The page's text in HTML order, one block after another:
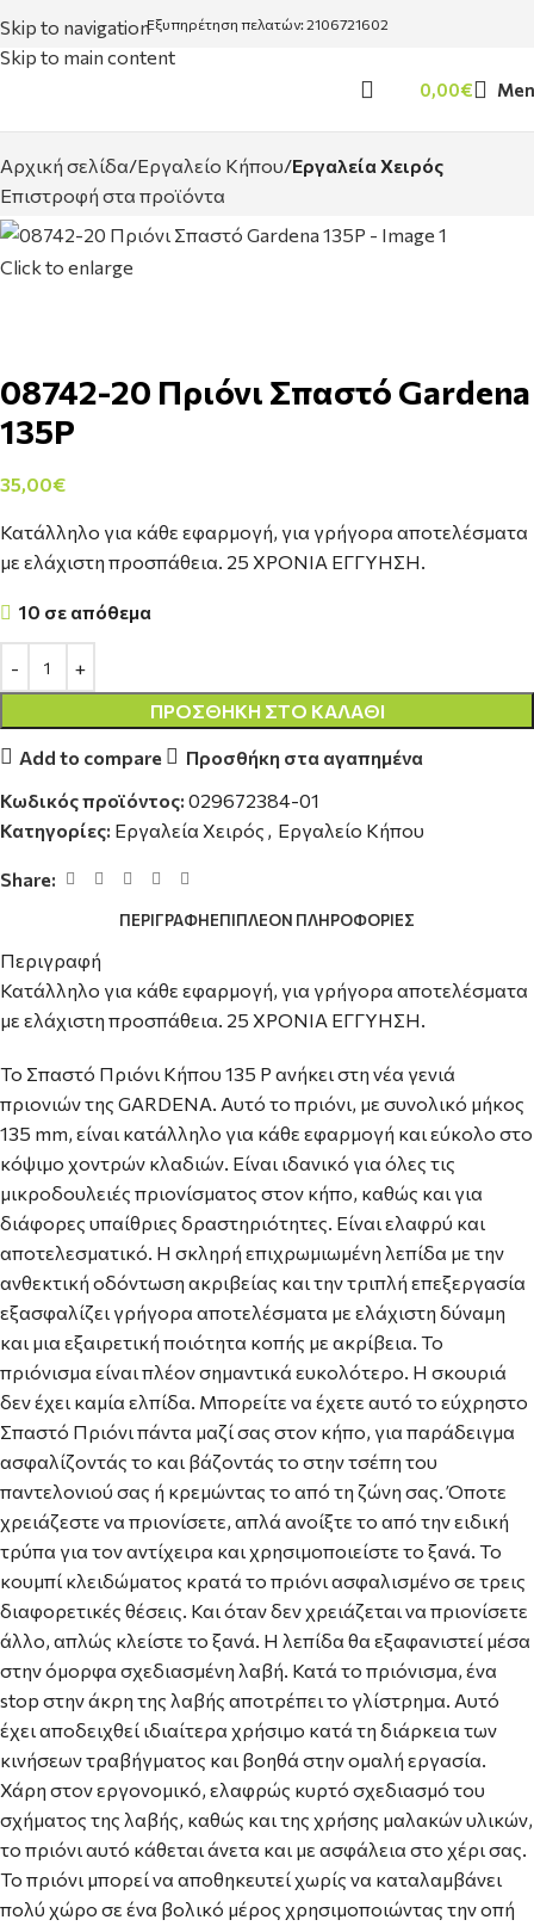
Skip to navigation
Skip to main content
Εξυπηρέτηση πελατών: 2106721602
0,00€
Αρχική σελίδα Εργαλείο Κήπου Εργαλεία Χειρός
Επιστροφή στα προϊόντα
Click to enlarge
08742-20 Πριόνι Σπαστό Gardena
135P
35,00€
Κατάλληλο για κάθε εφαρμογή, για γρήγορα αποτελέσματα
με ελάχιστη προσπάθεια. 25 ΧΡΟΝΙΑ ΕΓΓΥΗΣΗ.
10 σε απόθεμα
ΠΡΟΣΘΉΚΗ ΣΤΟ ΚΑΛΆΘΙ
Add to compare
Προσθήκη στα αγαπημένα
Κωδικός προϊόντος: 029672384-01
Κατηγορίες: Εργαλεία Χειρός , Εργαλείο Κήπου
Share:
ΠΕΡΙΓΡΑΦΉΕΠΙΠΛΈΟΝ ΠΛΗΡΟΦΟΡΊΕΣ
Περιγραφή
Κατάλληλο για κάθε εφαρμογή, για γρήγορα αποτελέσματα
με ελάχιστη προσπάθεια. 25 ΧΡΟΝΙΑ ΕΓΓΥΗΣΗ.
Το Σπαστό Πριόνι Κήπου 135 P ανήκει στη νέα γενιά
πριονιών της GARDENA. Αυτό το πριόνι, με συνολικό μήκος
135 mm, είναι κατάλληλο για κάθε εφαρμογή και εύκολο στο
κόψιμο χοντρών κλαδιών. Είναι ιδανικό για όλες τις
μικροδουλειές πριονίσματος στον κήπο, καθώς και για
διάφορες υπαίθριες δραστηριότητες. Είναι ελαφρύ και
αποτελεσματικό. Η σκληρή επιχρωμιωμένη λεπίδα με την
ανθεκτική οδόντωση ακριβείας και την τριπλή επεξεργασία
εξασφαλίζει γρήγορα αποτελέσματα με ελάχιστη δύναμη
και μια εξαιρετική ποιότητα κοπής με ακρίβεια. Το
πριόνισμα είναι πλέον σημαντικά ευκολότερο. Η σκουριά
δεν έχει καμία ελπίδα. Μπορείτε να έχετε αυτό το εύχρηστο
Σπαστό Πριόνι πάντα μαζί σας στον κήπο, για παράδειγμα
ασφαλίζοντάς το και βάζοντάς το στην τσέπη του
παντελονιού σας ή κρεμώντας το από τη ζώνη σας. Όποτε
χρειάζεστε να πριονίσετε, απλά ανοίξτε το από την ειδική
τρύπα για τον αντίχειρα και χρησιμοποιείστε το ξανά. Το
κουμπί κλειδώματος κρατά το πριόνι ασφαλισμένο σε τρεις
διαφορετικές θέσεις. Και όταν δεν χρειάζεται να πριονίσετε
άλλο, απλώς κλείστε το ξανά. Η λεπίδα θα εξαφανιστεί μέσα
στην όμορφα σχεδιασμένη λαβή. Κατά το πριόνισμα, ένα
stop στην άκρη της λαβής αποτρέπει το γλίστρημα. Αυτό
έχει αποδειχθεί ιδιαίτερα χρήσιμο κατά τη διάρκεια των
κινήσεων τραβήγματος και βοηθά στην ομαλή εργασία.
Χάρη στον εργονομικό, ελαφρώς κυρτό σχεδιασμό του
σχήματος της λαβής, καθώς και της χρήσης μαλακών υλικών,
το πριόνι αυτό κάθεται άνετα και με ασφάλεια στο χέρι σας.
Το πριόνι μπορεί να αποθηκευτεί χωρίς να καταλαμβάνει
πολύ χώρο σε ένα βολικό μέρος χρησιμοποιώντας την οπή